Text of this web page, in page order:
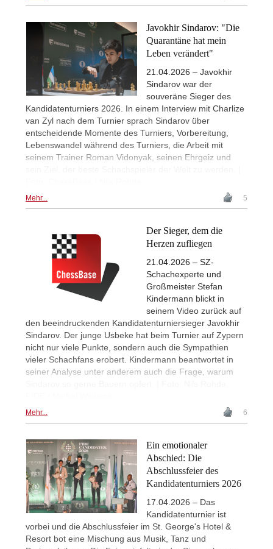
Javokhir Sindarov: "Die
Quarantäne hat mein
Leben verändert"
21.04.2026 – Javokhir
Sindarov war der
souveräne Sieger des
Kandidatenturniers 2026. In einem Interview mit Charlize
van Zyl nach dem Turnier sprach Sindarov über
entscheidende Momente des Turniers, Vorbereitung,
Lebenswandel während des Turniers, die Arbeit mit
seinem Trainer Roman Vidonyak, seinen Ehrgeiz und
Mehr... 5
Der Sieger, dem die
Herzen zufliegen
21.04.2026 – SZ-
Schachexperte und
Großmeister Stefan
Kindermann blickt in
seinem Video zurück auf
den beeindruckenden Kandidatenturniersieger Javokhir
Sindarov. Der junge Usbeke hat beim Turnier auf Zypern
nicht nur viele Punkte, sondern auch die Sympathien
vieler Schachfans erobert. Kindermann beantwortet in
seiner Analyse unter anderem auch die Frage, warum
Mehr... 6
Ein emotionaler
Abschied: Die
Abschlussfeier des
Kandidatenturniers 2026
17.04.2026 – Das
Kandidatenturnier ist
vorbei und die Abschlussfeier im St. George's Hotel &
Resort bot eine Mischung aus Musik, Tanz und